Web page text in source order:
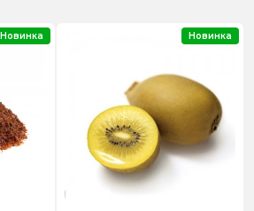
Новинка Новинка